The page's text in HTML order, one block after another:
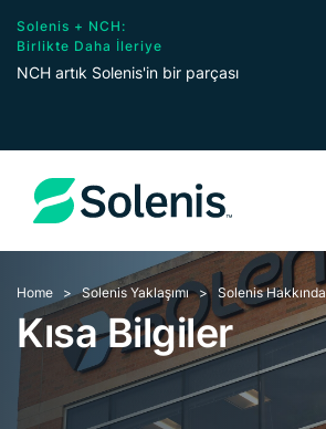
Solenis + NCH:
Birlikte Daha İleriye
NCH artık Solenis'in bir parçası
Home Solenis Yaklaşımı Solenis Hakkında
Kısa Bilgiler